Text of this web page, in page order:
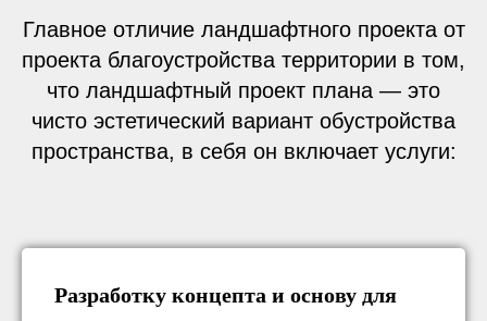
Главное отличие ландшафтного проекта от
проекта благоустройства территории в том,
что ландшафтный проект плана — это
чисто эстетический вариант обустройства
пространства, в себя он включает услуги:
Разработку концепта и основу для